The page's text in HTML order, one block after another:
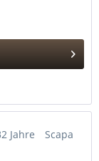
Jahre
Scapa